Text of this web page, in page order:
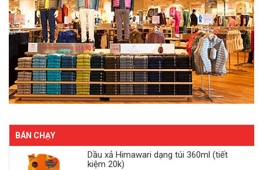
BÁN CHẠY
Dầu xả Himawari dạng túi 360ml (tiết
kiệm 20k)